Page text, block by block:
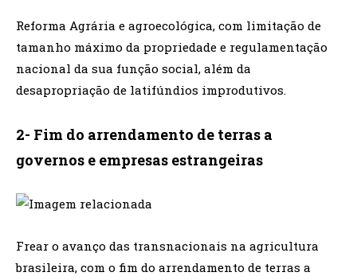
Reforma Agrária e agroecológica, com limitação de
tamanho máximo da propriedade e regulamentação
nacional da sua função social, além da
desapropriação de latifúndios improdutivos.
2- Fim do arrendamento de terras a
governos e empresas estrangeiras
Frear o avanço das transnacionais na agricultura
brasileira, com o fim do arrendamento de terras a